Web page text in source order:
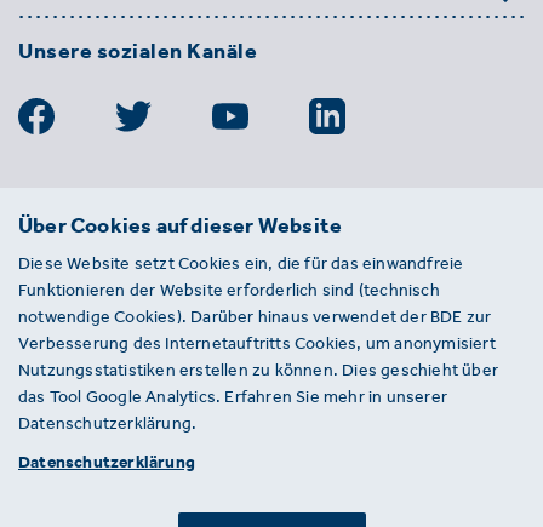
Unsere sozialen Kanäle
BDE
Entsorgungs-, Wasser- und
Kreislaufwirtschaft e. V.
Von-der-Heydt-Straße 2
D 10785 Berlin
Sie haben einen Fehler auf unserer Website
gefunden? Ihnen ist ein defekter Link
aufgefallen? Wir freuen uns über Ihren
Über Cookies auf dieser Website
Diese Website setzt Cookies ein, die für das einwandfreie
Funktionieren der Website erforderlich sind (technisch
notwendige Cookies). Darüber hinaus verwendet der BDE zur
Verbesserung des Internetauftritts Cookies, um anonymisiert
Nutzungsstatistiken erstellen zu können. Dies geschieht über
das Tool Google Analytics. Erfahren Sie mehr in unserer
Datenschutzerklärung.
Datenschutzerklärung